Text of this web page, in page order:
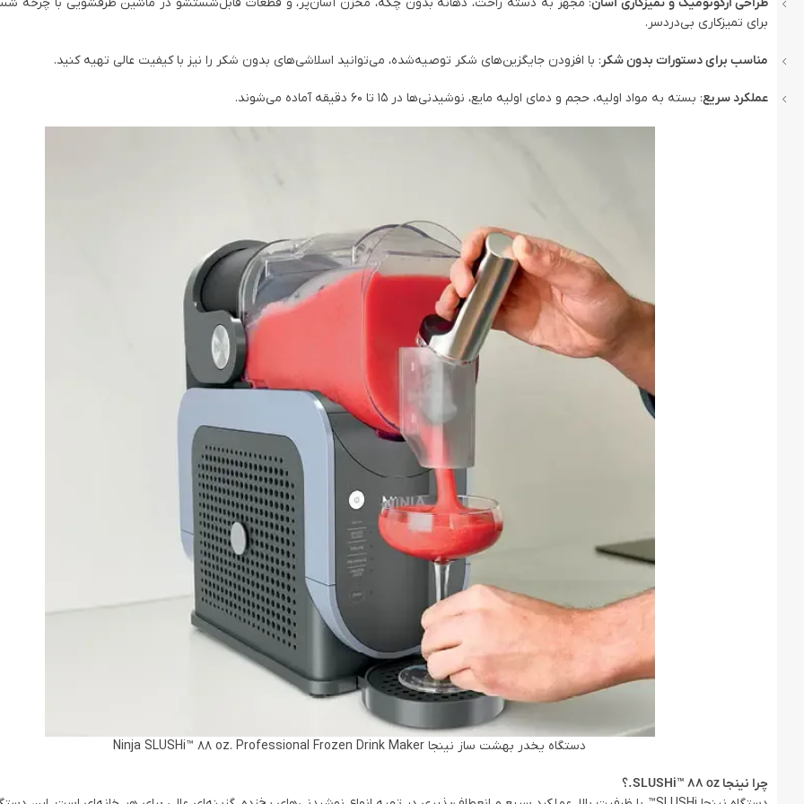
برای تمیزکاری بی‌دردسر.
مناسب برای دستورات بدون شکر : با افزودن جایگزین‌های شکر توصیه‌شده، می‌توانید اسلاشی‌های بدون شکر را نیز با کیفیت عالی تهیه کنید.
عملکرد سریع: بسته به مواد اولیه، حجم و دمای اولیه مایع، نوشیدنی‌ها در 15 تا 60 دقیقه آماده می‌شوند.
دستگاه یخدر بهشت ساز نینجا Ninja SLUSHi™ 88 oz. Professional Frozen Drink Maker
چرا نینجا SLUSHi™ 88 oz.؟